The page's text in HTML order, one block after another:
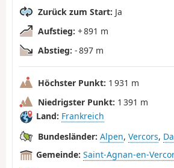
Zurück zum Start: Ja
Aufstieg: + 891 m
Abstieg: - 897 m
Höchster Punkt: 1 931 m
Niedrigster Punkt: 1 391 m
Land: Frankreich
Bundesländer: Alpen, Vercors,
Gemeinde: Saint-Agnan-en-